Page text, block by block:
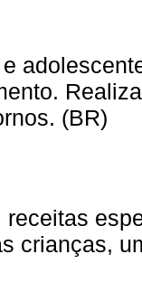
(BR)
receitas
crianças,